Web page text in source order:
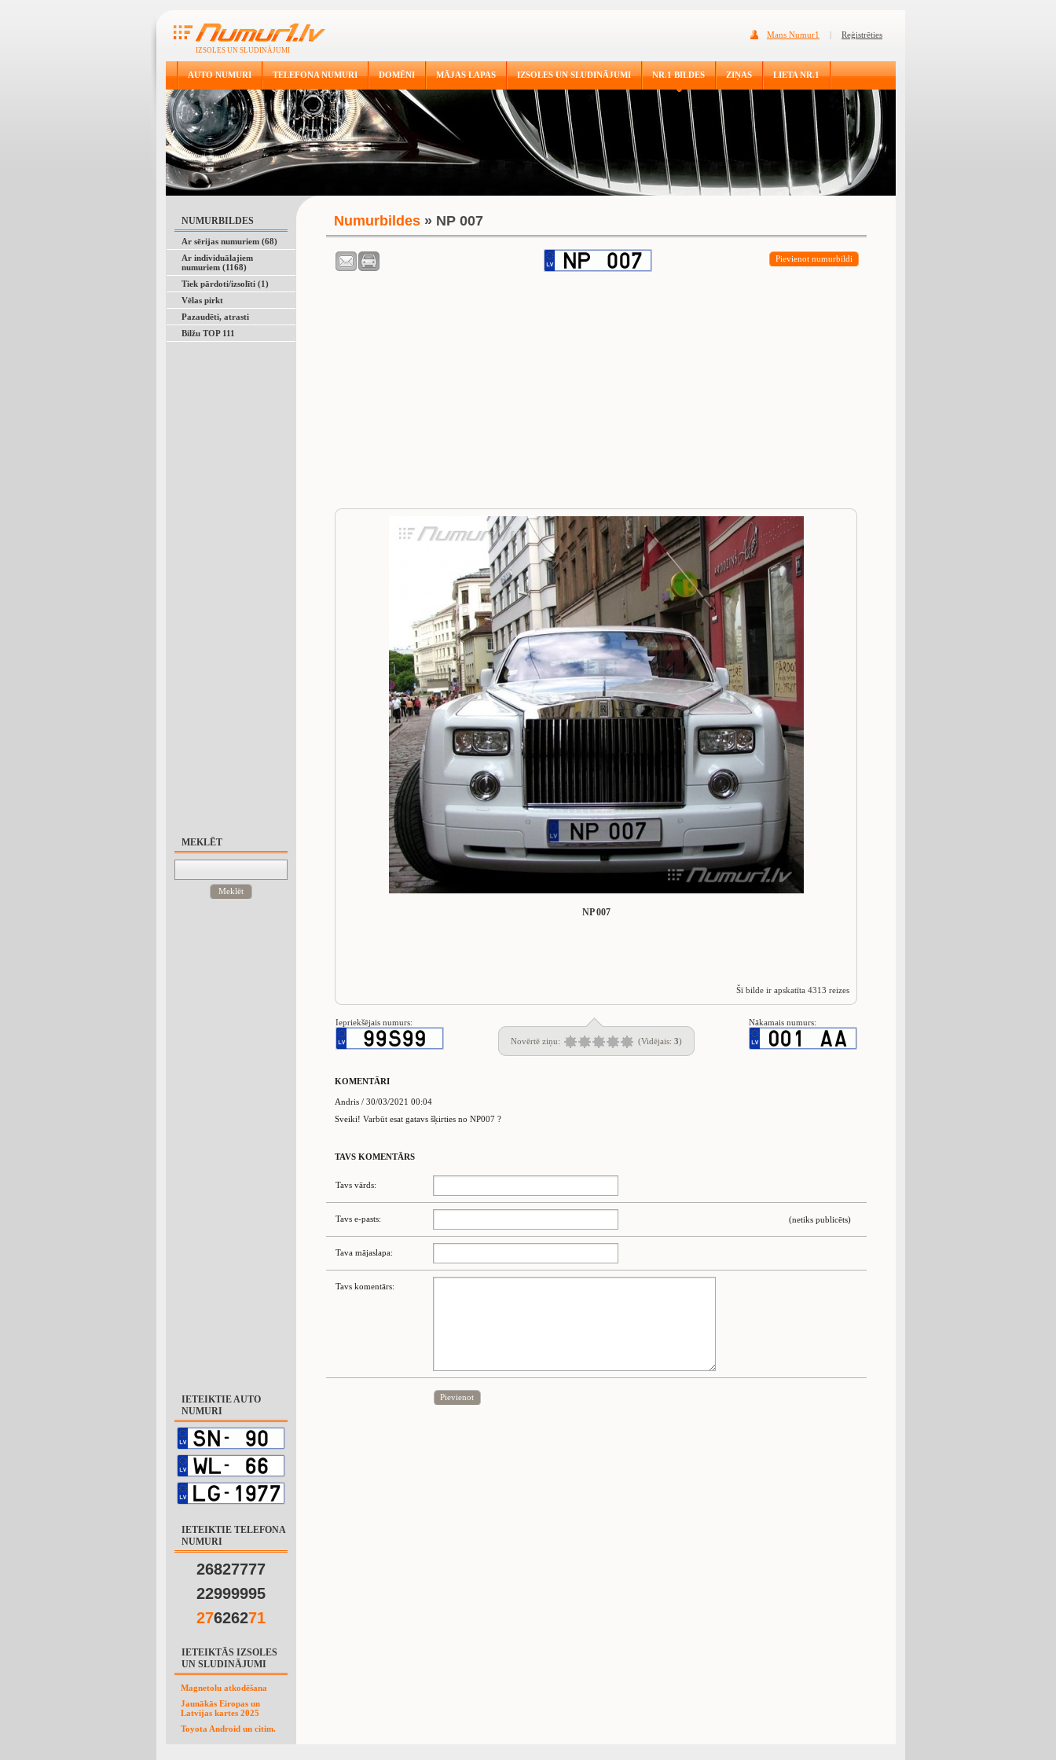
Mans Numur1 | Reģistrēties
IZSOLES UN SLUDINĀJUMI
AUTO NUMURI TELEFONA NUMURI DOMĒNI MĀJAS LAPAS IZSOLES UN SLUDINĀJUMI NR.1 BILDES ZIŅAS LIETA NR.1
NUMURBILDES
Ar sērijas numuriem (68)
Ar individuālajiem
numuriem (1168)
Tiek pārdoti/izsolīti (1)
Vēlas pirkt
Pazaudēti, atrasti
Bilžu TOP 111
MEKLĒT
Meklēt
IETEIKTIE AUTO
NUMURI
IETEIKTIE TELEFONA
NUMURI
26827777
22999995
27626271
IETEIKTĀS IZSOLES
UN SLUDINĀJUMI
Magnetolu atkodēšana
Jaunākās Eiropas un
Latvijas kartes 2025
Toyota Android un citim.
Numurbildes» NP 007
Pievienot numurbildi
NP 007
Šī bilde ir apskatīta 4313 reizes
Iepriekšējais numurs:
Nākamais numurs:
Novērtē ziņu:
(Vidējais: 3)
KOMENTĀRI
Andris / 30/03/2021 00:04
Sveiki! Varbūt esat gatavs šķirties no NP007 ?
TAVS KOMENTĀRS
Tavs vārds:
(netiks publicēts)
Tavs e-pasts:
Tava mājaslapa:
Tavs komentārs:
Pievienot